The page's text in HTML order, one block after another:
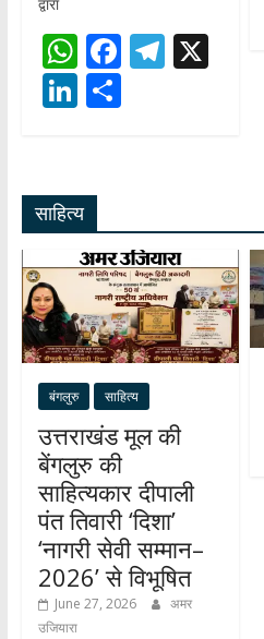
W
h
at
A
p
p
F
ac
e
o
k
T
el
m
X
Li
n
e
dI
n
S
साहित्य
बंगलुरु साहित्य
उत्तराखंड मूल की
बेंगलुरु की
साहित्यकार दीपाली
पंत तिवारी ‘दिशा’
‘नागरी सेवी सम्मान–
2026’ से विभूषित
June 27, 2026
अमर
उजियारा